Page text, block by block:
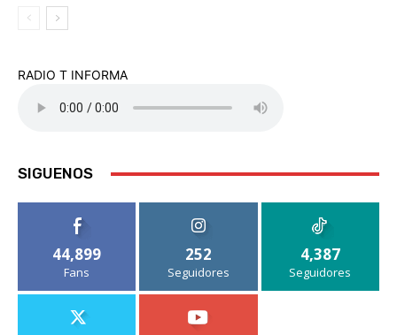
RADIO T INFORMA
SIGUENOS
44,899
Fans
252
Seguidores
4,387
Seguidores